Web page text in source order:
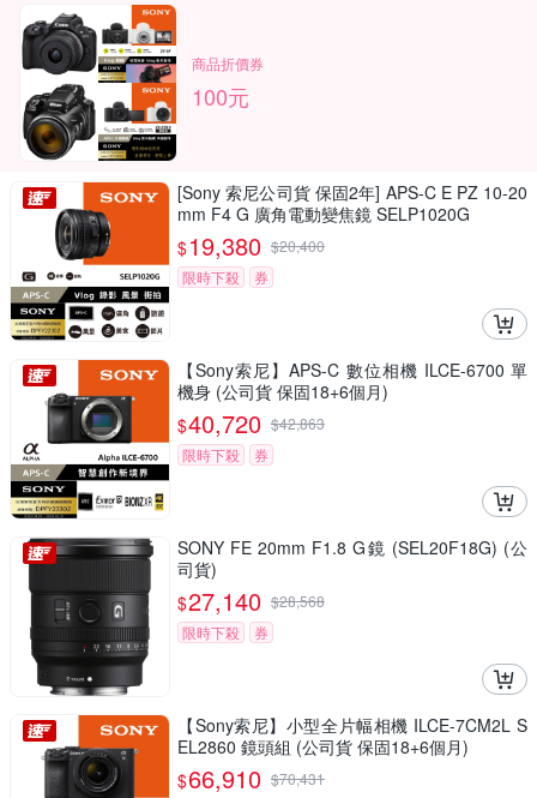
商品折價券
100元
[Sony 索尼公司貨 保固2年] APS-C E PZ 10-20
mm F4 G 廣角電動變焦鏡 SELP1020G
$19,380 $20,400
限時下殺
券
【Sony索尼】APS-C 數位相機 ILCE-6700 單
機身 (公司貨 保固18+6個月)
$40,720 $42,863
限時下殺
券
SONY FE 20mm F1.8 G鏡 (SEL20F18G) (公
司貨)
$27,140 $28,568
限時下殺
券
【Sony索尼】小型全片幅相機 ILCE-7CM2L S
EL2860 鏡頭組 (公司貨 保固18+6個月)
$66,910 $70,431